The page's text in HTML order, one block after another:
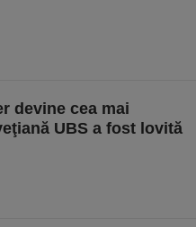
devine cea mai
UBS a fost lovită